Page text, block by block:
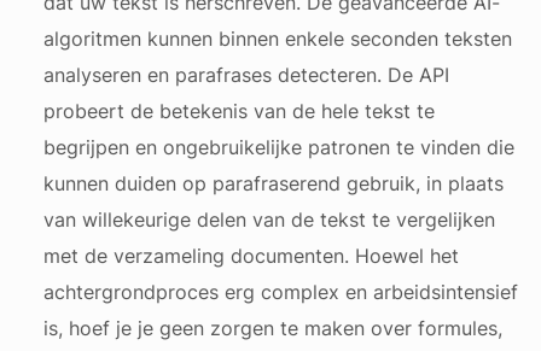
algoritmen kunnen binnen enkele seconden teksten
analyseren en parafrases detecteren. De API
probeert de betekenis van de hele tekst te
begrijpen en ongebruikelijke patronen te vinden die
kunnen duiden op parafraserend gebruik, in plaats
van willekeurige delen van de tekst te vergelijken
met de verzameling documenten. Hoewel het
achtergrondproces erg complex en arbeidsintensief
is, hoef je je geen zorgen te maken over formules,